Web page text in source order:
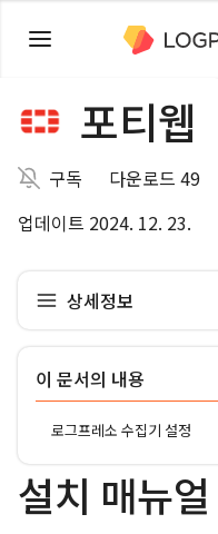
포티웹
구독
다운로드 49
업데이트 2024. 12. 23.
상세정보
설치 매뉴얼
이 문서의 내용
로그프레소 수집기 설정